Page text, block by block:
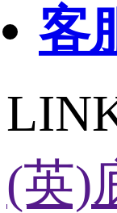
客
(英)